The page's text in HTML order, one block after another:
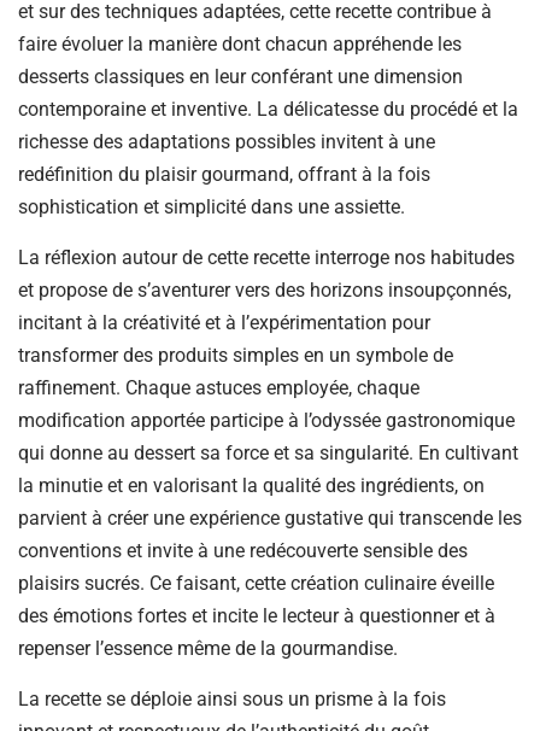
et sur des techniques adaptées, cette recette contribue à
faire évoluer la manière dont chacun appréhende les
desserts classiques en leur conférant une dimension
contemporaine et inventive. La délicatesse du procédé et la
richesse des adaptations possibles invitent à une
redéfinition du plaisir gourmand, offrant à la fois
sophistication et simplicité dans une assiette.
La réflexion autour de cette recette interroge nos habitudes
et propose de s’aventurer vers des horizons insoupçonnés,
incitant à la créativité et à l’expérimentation pour
transformer des produits simples en un symbole de
raffinement. Chaque astuces employée, chaque
modification apportée participe à l’odyssée gastronomique
qui donne au dessert sa force et sa singularité. En cultivant
la minutie et en valorisant la qualité des ingrédients, on
parvient à créer une expérience gustative qui transcende les
conventions et invite à une redécouverte sensible des
plaisirs sucrés. Ce faisant, cette création culinaire éveille
des émotions fortes et incite le lecteur à questionner et à
repenser l’essence même de la gourmandise.
La recette se déploie ainsi sous un prisme à la fois